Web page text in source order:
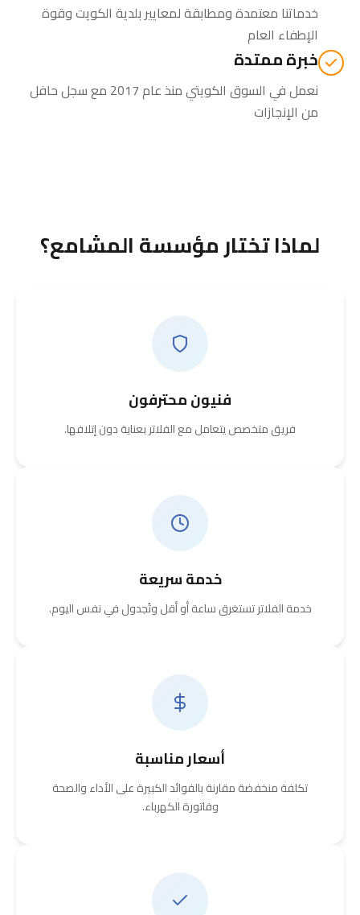
خدماتنا معتمدة ومطابقة لمعايير بلدية الكويت وقوة
الإطفاء العام
خبرة ممتدة
نعمل في السوق الكويتي منذ عام 2017 مع سجل حافل
من الإنجازات
لماذا تختار مؤسسة المشامع؟
فنيون محترفون
فريق متخصص يتعامل مع الفلاتر بعناية دون إتلافها.
خدمة سريعة
خدمة الفلاتر تستغرق ساعة أو أقل وتُجدول في نفس اليوم.
أسعار مناسبة
تكلفة منخفضة مقارنة بالفوائد الكبيرة على الأداء والصحة
وفاتورة الكهرباء.